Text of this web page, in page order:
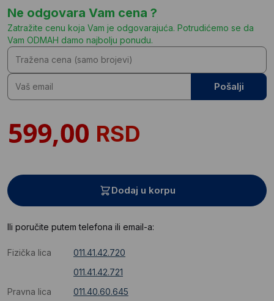
Ne odgovara Vam cena ?
Zatražite cenu koja Vam je odgovarajuća. Potrudićemo se da
Vam ODMAH damo najbolju ponudu.
Pošalji
RSD
Dodaj u korpu
Ili poručite putem telefona ili email-a:
Fizička lica
011.41.42.720
011.41.42.721
Pravna lica
011.40.60.645